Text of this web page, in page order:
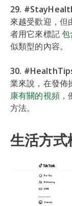
29.
來越受歡迎，但
者用它來標記
似類型的內容。
30. #HealthTips
業來說，在發佈
康有關的視頻，
方法。
生活方式